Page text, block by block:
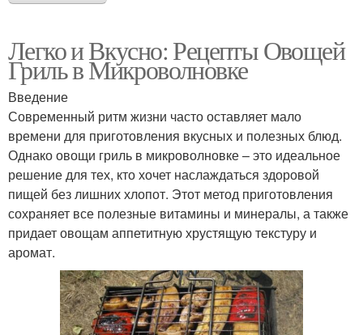
Легко и Вкусно: Рецепты Овощей
Гриль в Микроволновке
Введение
Современный ритм жизни часто оставляет мало
времени для приготовления вкусных и полезных блюд.
Однако овощи гриль в микроволновке – это идеальное
решение для тех, кто хочет наслаждаться здоровой
пищей без лишних хлопот. Этот метод приготовления
сохраняет все полезные витамины и минералы, а также
придает овощам аппетитную хрустящую текстуру и
аромат.